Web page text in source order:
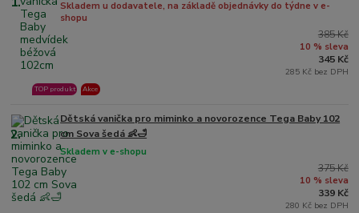
Skladem u dodavatele, na základě objednávky do týdne v e-
shopu
TOP produkt Akce
385 Kč
10 % sleva
345 Kč
285 Kč bez DPH
2.
Dětská vanička pro miminko a novorozence Tega Baby 102
cm Sova šedá 👶🛁
Skladem v e-shopu
375 Kč
10 % sleva
339 Kč
280 Kč bez DPH